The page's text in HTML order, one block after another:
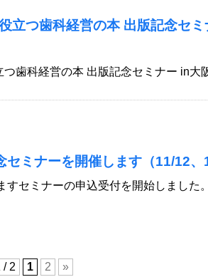
立つ歯科経営の本 出版記念セ
歯科経営の本 出版記念セミナー in大
セミナーを開催します（11/12、
すセミナーの申込受付を開始しまし
/ 2 1 2 »